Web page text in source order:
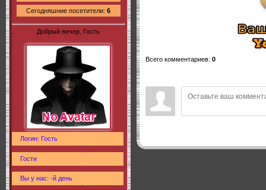
Сегодняшние посетители: 6
Добрый вечер, Гость
Логин: Гость
Гости
Вы у нас: -й день
Всего комментариев: 0